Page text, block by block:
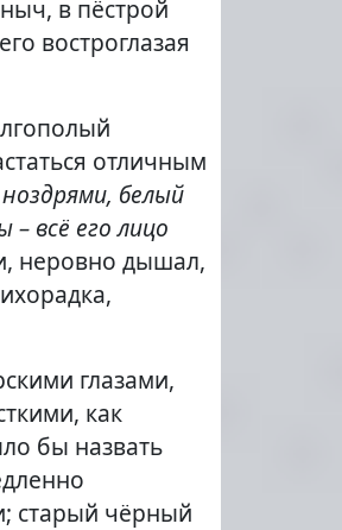
в пёстрой
востроглазая
отличным
белый
всё его лицо
неровно дышал,
глазами,
как
бы назвать
старый чёрный